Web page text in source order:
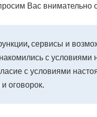
Вас внимательно
сервисы и
с
с условиями
оговорок.